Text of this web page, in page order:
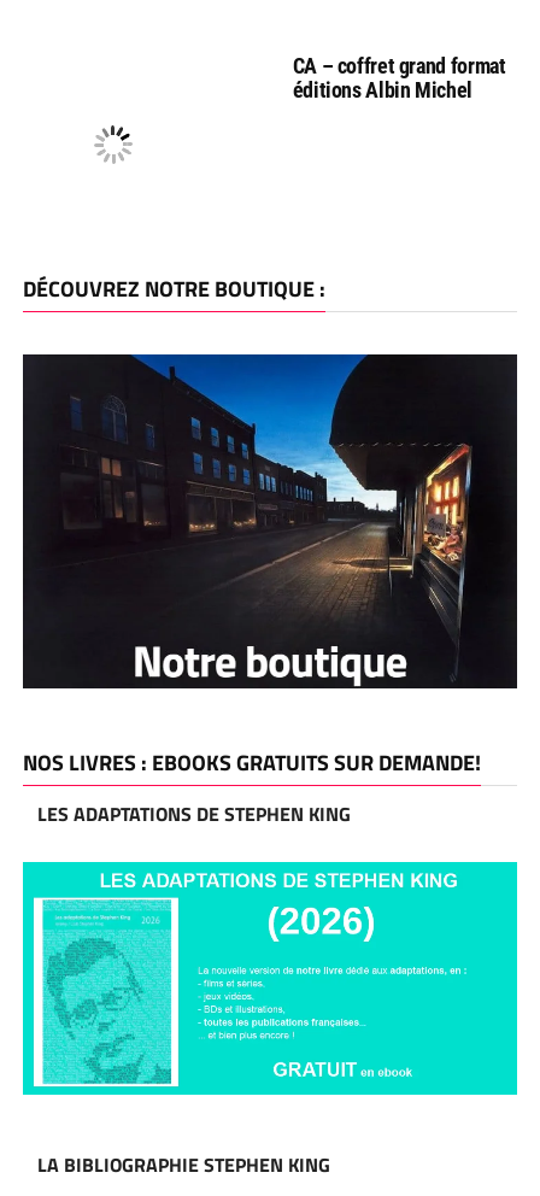
CA – coffret grand format
éditions Albin Michel
DÉCOUVREZ NOTRE BOUTIQUE :
NOS LIVRES : EBOOKS GRATUITS SUR DEMANDE!
LES ADAPTATIONS DE STEPHEN KING
LA BIBLIOGRAPHIE STEPHEN KING